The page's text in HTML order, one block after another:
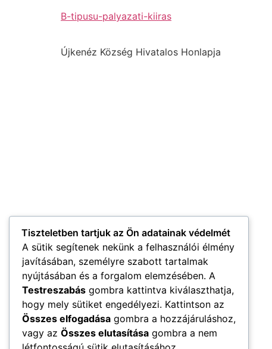
B-tipusu-palyazati-kiiras
Újkenéz Község Hivatalos Honlapja
Tiszteletben tartjuk az Ön adatainak védelmét
A sütik segítenek nekünk a felhasználói élmény
javításában, személyre szabott tartalmak
nyújtásában és a forgalom elemzésében. A
Testreszabás gombra kattintva kiválaszthatja,
hogy mely sütiket engedélyezi. Kattintson az
Összes elfogadása gombra a hozzájáruláshoz,
vagy az Összes elutasítása gombra a nem